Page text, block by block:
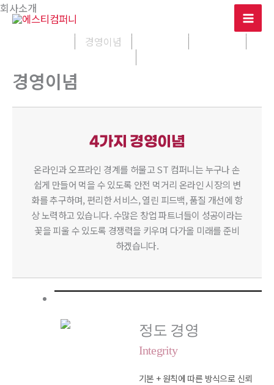
콘
회사소개
경영이념
경영이념
4가지 경영이념
온라인과 오프라인 경계를 허물고 ST 컴퍼니는 누구나 손
쉽게 만들어 먹을 수 있도록 안전 먹거리 온라인 시장의 변
화를 추구하며, 편리한 서비스, 열린 피드백, 품질 개선에 항
상 노력하고 있습니다.수많은 창업 파트너들이 성공이라는
꽃을 피울 수 있도록 경쟁력을 키우며 다가올 미래를 준비
하겠습니다.
정도 경영
Integrity
기본 + 원칙에 따른 방식으로 신뢰